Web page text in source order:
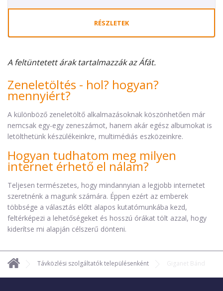
RÉSZLETEK
A feltüntetett árak tartalmazzák az Áfát.
Zeneletöltés - hol? hogyan?
mennyiért?
A különböző zeneletöltő alkalmazásoknak köszönhetően már
nemcsak egy-egy zeneszámot, hanem akár egész albumokat is
letölthetünk készülékeinkre, multimédiás eszközeinkre.
Hogyan tudhatom meg milyen
internet érhető el nálam?
Teljesen természetes, hogy mindannyian a legjobb internetet
szeretnénk a magunk számára. Éppen ezért az emberek
többsége a választás előtt alapos kutatómunkába kezd,
feltérképezi a lehetőségeket és hosszú órákat tölt azzal, hogy
kiderítse mi alapján célszerű dönteni.
Távközlési szolgáltatók településenként Giganet Bánd